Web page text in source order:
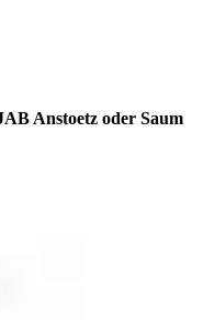
Anstoetz oder Saum